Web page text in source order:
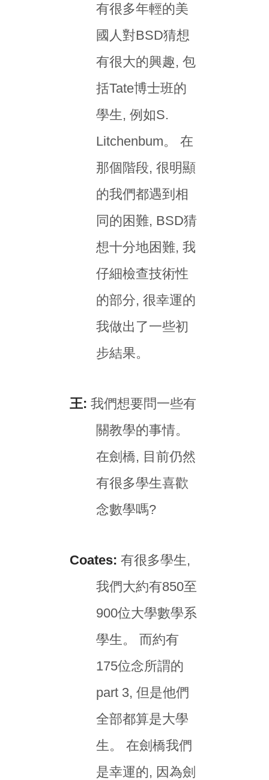
有很多年輕的美
國人對BSD猜想
有很大的興趣, 包
括Tate博士班的
學生, 例如S.
Litchenbum。 在
那個階段, 很明顯
的我們都遇到相
同的困難, BSD猜
想十分地困難, 我
仔細檢查技術性
的部分, 很幸運的
我做出了一些初
步結果。
王: 我們想要問一些有
關教學的事情。
在劍橋, 目前仍然
有很多學生喜歡
念數學嗎?
Coates: 有很多學生,
我們大約有850至
900位大學數學系
學生。 而約有
175位念所謂的
part 3, 但是他們
全部都算是大學
生。 在劍橋我們
是幸運的, 因為劍